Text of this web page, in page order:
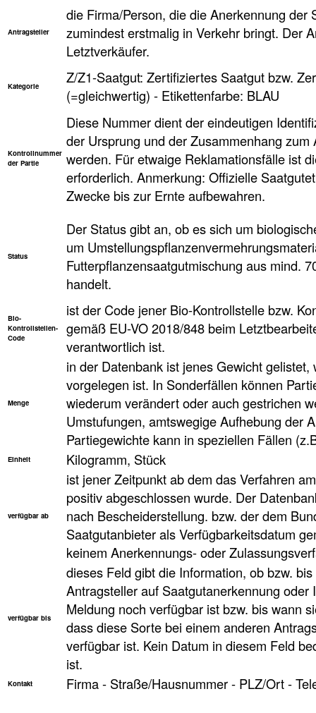
Antragsteller
die Firma/Person, die die Anerkennung
zumindest erstmalig in Verkehr bringt. Der
Letztverkäufer.
Kategorie
Z/Z1-Saatgut: Zertifiziertes Saatgut bzw.
(=gleichwertig) - Etikettenfarbe: BLAU
Kontrollnummer
der Partie
Diese Nummer dient der eindeutigen
der Ursprung und der Zusammenhang
werden. Für etwaige Reklamationsfälle ist
erforderlich. Anmerkung: Offizielle
Zwecke bis zur Ernte aufbewahren.
Status
Der Status gibt an, ob es sich um
um
Futterpflanzensaatgutmischung aus mind.
handelt.
Bio-
Kontrollstellen-
Code
ist der Code jener Bio-Kontrollstelle bzw.
gemäß EU-VO 2018/848 beim
verantwortlich ist.
Menge
in der Datenbank ist jenes Gewicht
vorgelegen ist. In Sonderfällen können
wiederum verändert oder auch gestrichen
Umstufungen, amtswegige Aufhebung der
Partiegewichte kann in speziellen Fällen
Einheit Kilogramm, Stück
verfügbar ab
ist jener Zeitpunkt ab dem das Verfahren
positiv abgeschlossen wurde. Der
nach Bescheiderstellung. bzw. der dem
Saatgutanbieter als Verfügbarkeitsdatum
keinem Anerkennungs- oder
verfügbar bis
dieses Feld gibt die Information, ob bzw.
Antragsteller auf Saatgutanerkennung
Meldung noch verfügbar ist bzw. bis wann
dass diese Sorte bei einem anderen
verfügbar ist. Kein Datum in diesem Feld
ist.
Kontakt Firma - Straße/Hausnummer - PLZ/Ort -